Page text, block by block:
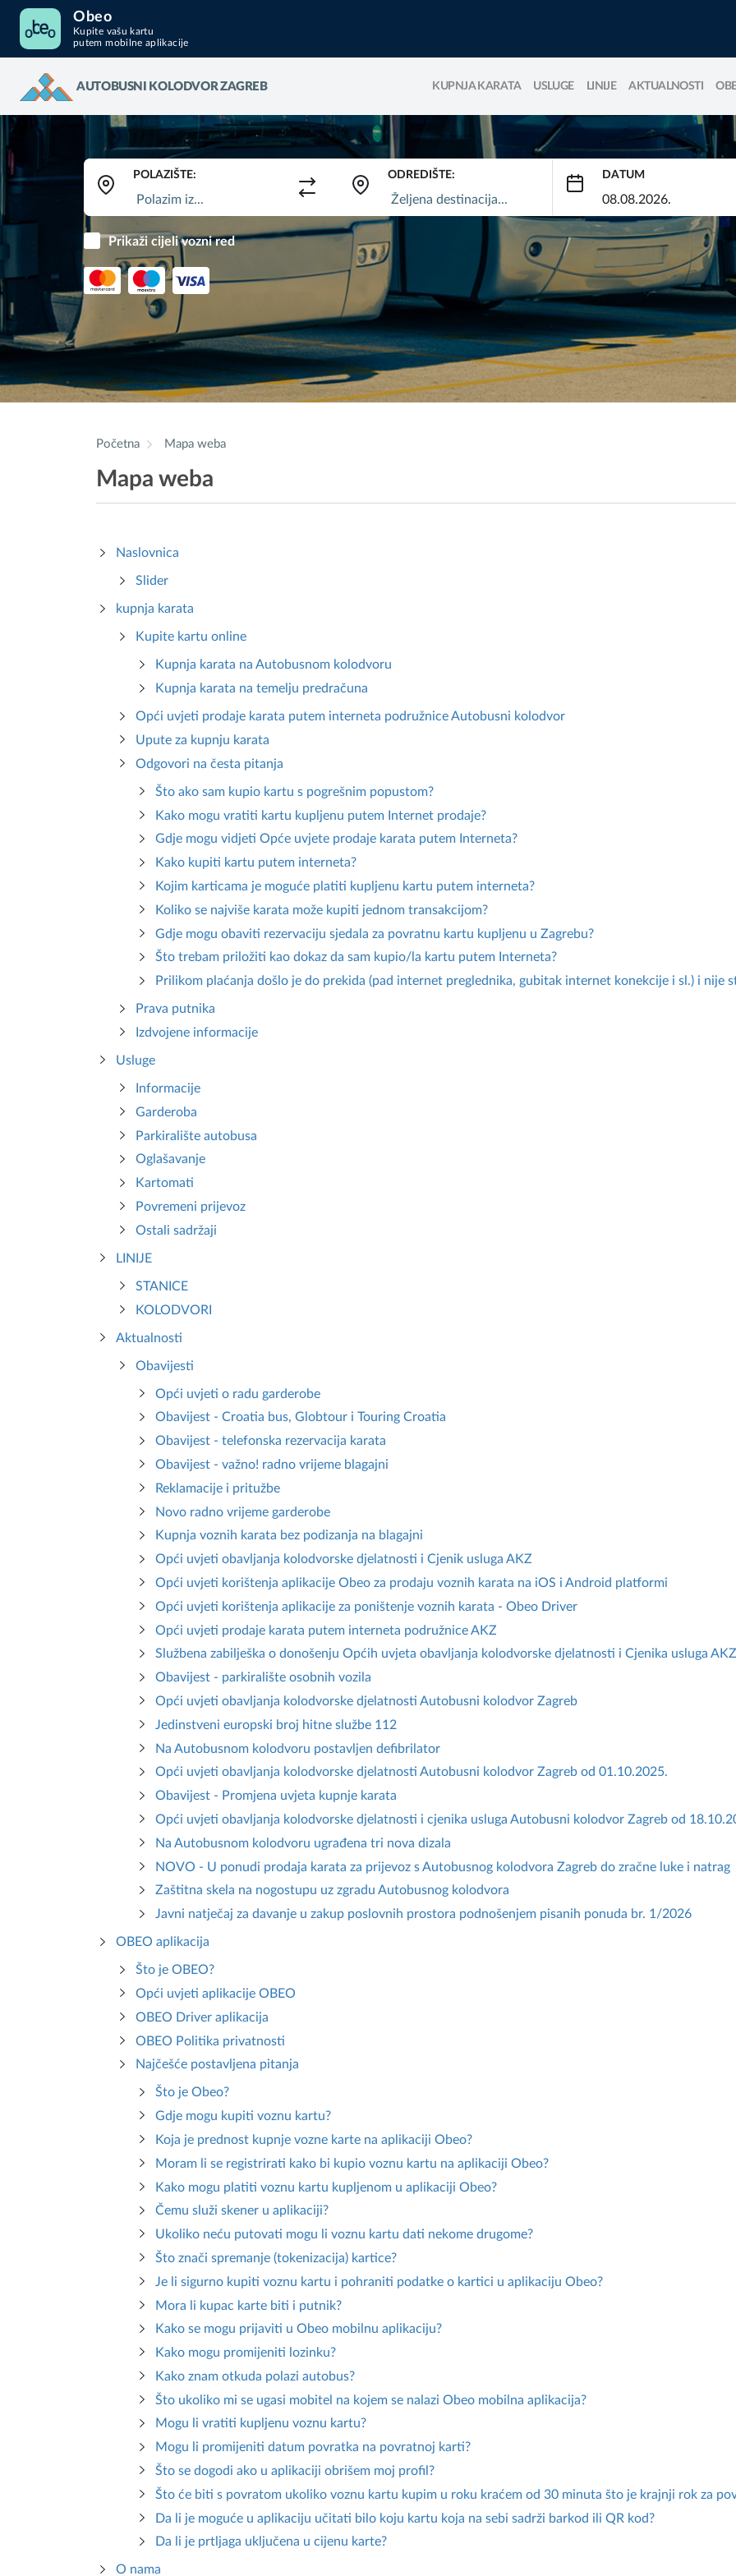
Obeo
Kupite vašu kartu
putem mobilne aplikacije
AUTOBUSNI KOLODVOR ZAGREB KUPNJA KARATA USLUGE LINIJE AKTUALNOSTI
POLAZIŠTE: ODREDIŠTE: DATUM
Prikaži cijeli vozni red
Početna Mapa weba
Mapa weba
Naslovnica
Slider
kupnja karata
Kupite kartu online
Kupnja karata na Autobusnom kolodvoru
Kupnja karata na temelju predračuna
Opći uvjeti prodaje karata putem interneta podružnice Autobusni kolodvor
Upute za kupnju karata
Odgovori na česta pitanja
Što ako sam kupio kartu s pogrešnim popustom?
Kako mogu vratiti kartu kupljenu putem Internet prodaje?
Gdje mogu vidjeti Opće uvjete prodaje karata putem Interneta?
Kako kupiti kartu putem interneta?
Kojim karticama je moguće platiti kupljenu kartu putem interneta?
Koliko se najviše karata može kupiti jednom transakcijom?
Gdje mogu obaviti rezervaciju sjedala za povratnu kartu kupljenu u Zagrebu?
Što trebam priložiti kao dokaz da sam kupio/la kartu putem Interneta?
Prilikom plaćanja došlo je do prekida (pad internet preglednika, gubitak internet konekcije i sl.) i nije
Prava putnika
Izdvojene informacije
Usluge
Informacije
Garderoba
Parkiralište autobusa
Oglašavanje
Kartomati
Povremeni prijevoz
Ostali sadržaji
LINIJE
STANICE
KOLODVORI
Aktualnosti
Obavijesti
Opći uvjeti o radu garderobe
Obavijest - Croatia bus, Globtour i Touring Croatia
Obavijest - telefonska rezervacija karata
Obavijest - važno! radno vrijeme blagajni
Reklamacije i pritužbe
Novo radno vrijeme garderobe
Kupnja voznih karata bez podizanja na blagajni
Opći uvjeti obavljanja kolodvorske djelatnosti i Cjenik usluga AKZ
Opći uvjeti korištenja aplikacije Obeo za prodaju voznih karata na iOS i Android platformi
Opći uvjeti korištenja aplikacije za poništenje voznih karata - Obeo Driver
Opći uvjeti prodaje karata putem interneta podružnice AKZ
Službena zabilješka o donošenju Općih uvjeta obavljanja kolodvorske djelatnosti i Cjenika usluga AKZ
Obavijest - parkiralište osobnih vozila
Opći uvjeti obavljanja kolodvorske djelatnosti Autobusni kolodvor Zagreb
Jedinstveni europski broj hitne službe 112
Na Autobusnom kolodvoru postavljen defibrilator
Opći uvjeti obavljanja kolodvorske djelatnosti Autobusni kolodvor Zagreb od 01.10.2025.
Obavijest - Promjena uvjeta kupnje karata
Opći uvjeti obavljanja kolodvorske djelatnosti i cjenika usluga Autobusni kolodvor Zagreb od
Na Autobusnom kolodvoru ugrađena tri nova dizala
NOVO - U ponudi prodaja karata za prijevoz s Autobusnog kolodvora Zagreb do zračne luke i natrag
Zaštitna skela na nogostupu uz zgradu Autobusnog kolodvora
Javni natječaj za davanje u zakup poslovnih prostora podnošenjem pisanih ponuda br. 1/2026
OBEO aplikacija
Što je OBEO?
Opći uvjeti aplikacije OBEO
OBEO Driver aplikacija
OBEO Politika privatnosti
Najčešće postavljena pitanja
Što je Obeo?
Gdje mogu kupiti voznu kartu?
Koja je prednost kupnje vozne karte na aplikaciji Obeo?
Moram li se registrirati kako bi kupio voznu kartu na aplikaciji Obeo?
Kako mogu platiti voznu kartu kupljenom u aplikaciji Obeo?
Čemu služi skener u aplikaciji?
Ukoliko neću putovati mogu li voznu kartu dati nekome drugome?
Što znači spremanje (tokenizacija) kartice?
Je li sigurno kupiti voznu kartu i pohraniti podatke o kartici u aplikaciju Obeo?
Mora li kupac karte biti i putnik?
Kako se mogu prijaviti u Obeo mobilnu aplikaciju?
Kako mogu promijeniti lozinku?
Kako znam otkuda polazi autobus?
Što ukoliko mi se ugasi mobitel na kojem se nalazi Obeo mobilna aplikacija?
Mogu li vratiti kupljenu voznu kartu?
Mogu li promijeniti datum povratka na povratnoj karti?
Što se dogodi ako u aplikaciji obrišem moj profil?
Što će biti s povratom ukoliko voznu kartu kupim u roku kraćem od 30 minuta što je krajnji rok za
Da li je moguće u aplikaciju učitati bilo koju kartu koja na sebi sadrži barkod ili QR kod?
Da li je prtljaga uključena u cijenu karte?
O nama